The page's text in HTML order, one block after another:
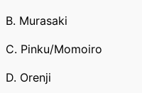
B. Murasaki
C. Pinku/Momoiro
D. Orenji